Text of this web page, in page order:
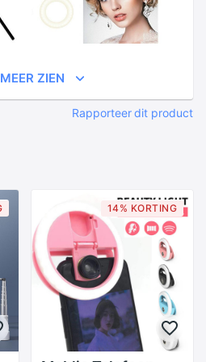
ZIEN
Rapporteer dit product
14% KORTING